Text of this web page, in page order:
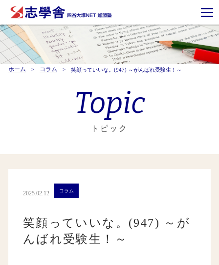
ホーム コラム 笑顔っていいな。(947) ～がんばれ受験生！～
Topic
トピック
2025.02.12 コラム
笑顔っていいな。(947) ～が
んばれ受験生！～